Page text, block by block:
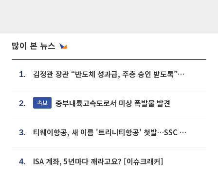
많이 본 뉴스
1. 김정관 장관 “반도체 성과급, 주총 승인 받도록”…상법·자본시장법 개정 시사
2. 속보 중부내륙고속도로서 미상 폭발물 발견
3. 티웨이항공, 새 이름 '트리니티항공' 첫발…SSC 전략 본격화
4. ISA 계좌, 5년마다 깨라고요? [이슈크래커]